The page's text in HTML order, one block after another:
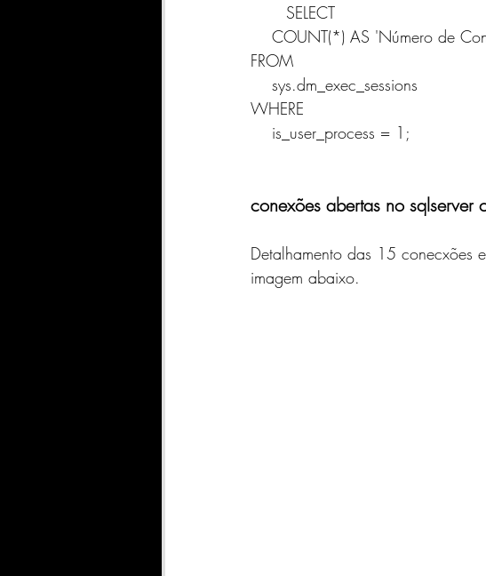
	SELECT
COUNT(*) AS 'Número de
FROM
    sys.dm_exec_sessions
WHERE
    is_user_process = 1;
conexões abertas no sqlserver
Detalhamento das 15 conecxões
imagem abaixo.